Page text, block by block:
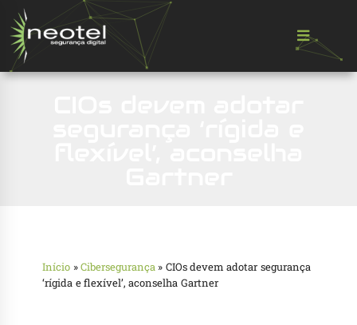
Início »Cibersegurança » CIOs devem adotar segurança
‘rígida e flexível’, aconselha Gartner